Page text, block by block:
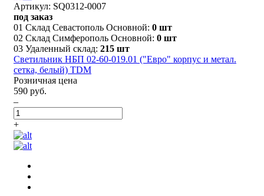
Артикул: SQ0312-0007
под заказ
01 Склад Севастополь Основной: 0 шт
02 Склад Симферополь Основной: 0 шт
03 Удаленный склад: 215 шт
Светильник НБП 02-60-019.01 ("Евро" корпус и метал.
сетка, белый) TDM
Розничная цена
590 руб.
–
+